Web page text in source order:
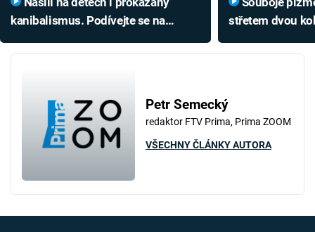
kanibalismus. Podívejte se na
střetem dvou
Petr Semecký
redaktor FTV Prima, Prima ZOOM
VŠECHNY ČLÁNKY AUTORA